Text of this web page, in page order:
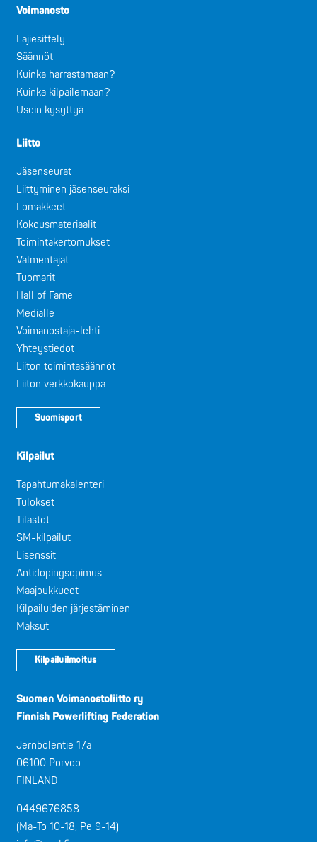
Voimanosto
Lajiesittely
Säännöt
Kuinka harrastamaan?
Kuinka kilpailemaan?
Usein kysyttyä
Liitto
Jäsenseurat
Liittyminen jäsenseuraksi
Lomakkeet
Kokousmateriaalit
Toimintakertomukset
Valmentajat
Tuomarit
Hall of Fame
Medialle
Voimanostaja-lehti
Yhteystiedot
Liiton toimintasäännöt
Liiton verkkokauppa
Suomisport
Kilpailut
Tapahtumakalenteri
Tulokset
Tilastot
SM-kilpailut
Lisenssit
Antidopingsopimus
Maajoukkueet
Kilpailuiden järjestäminen
Maksut
Kilpailuilmoitus
Suomen Voimanostoliitto ry
Finnish Powerlifting Federation
Jernbölentie 17a
06100 Porvoo
FINLAND
0449676858
(Ma-To 10-18, Pe 9-14)